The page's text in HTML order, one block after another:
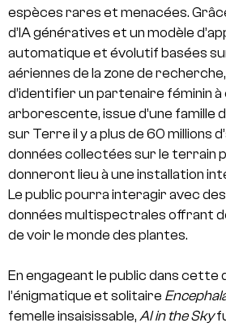
espèces rares et menacées.
d’IA génératives et un modèle
automatique et évolutif basées sur
aériennes de la zone de
d’identifier un partenaire féminin
arborescente, issue d’une famille
sur Terre il y a plus de 60 millions
données collectées sur le terrain
donneront lieu à une installation
Le public pourra interagir avec
données multispectrales offrant
de voir le monde des plantes.
En engageant le public dans cette
l’énigmatique et solitaire
femelle insaisissable, AI in the Sky